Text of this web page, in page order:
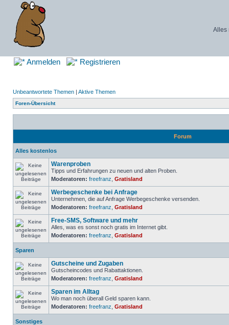
Alles
Anmelden Registrieren
Unbeantwortete Themen | Aktive Themen
Foren-Übersicht
Forum
Alles kostenlos
Warenproben
Tipps und Erfahrungen zu neuen und alten Proben.
Moderatoren: freefranz Gratisland
Werbegeschenke bei Anfrage
Unternehmen, die auf Anfrage Werbegeschenke versenden.
Moderatoren: freefranz Gratisland
Free-SMS, Software und mehr
Alles, was es sonst noch gratis im Internet gibt.
Moderatoren: freefranz Gratisland
Sparen
Gutscheine und Zugaben
Gutscheincodes und Rabattaktionen.
Moderatoren: freefranz Gratisland
Sparen im Alltag
Wo man noch überall Geld sparen kann.
Moderatoren: freefranz Gratisland
Sonstiges